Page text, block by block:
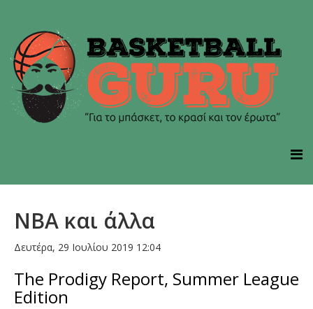
NBA και άλλα
Δευτέρα, 29 Ιουλίου 2019 12:04
The Prodigy Report, Summer League
Edition